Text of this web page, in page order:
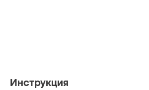
Инструкция